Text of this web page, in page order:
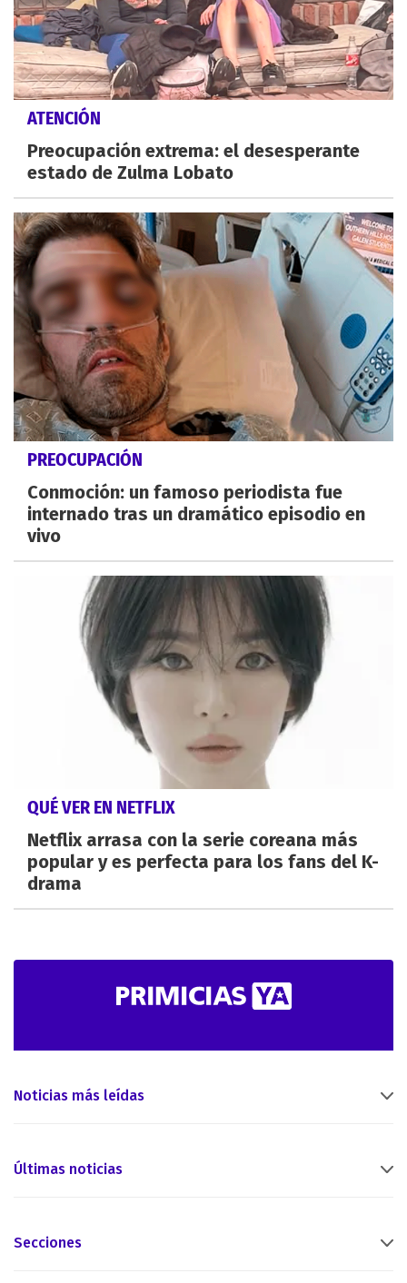
ATENCIÓN
Preocupación extrema: el desesperante
estado de Zulma Lobato
PREOCUPACIÓN
Conmoción: un famoso periodista fue
internado tras un dramático episodio en
vivo
QUÉ VER EN NETFLIX
Netflix arrasa con la serie coreana más
popular y es perfecta para los fans del K-
drama
Noticias más leídas
Últimas noticias
Secciones